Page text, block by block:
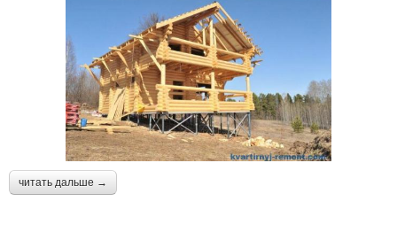
читать дальше →